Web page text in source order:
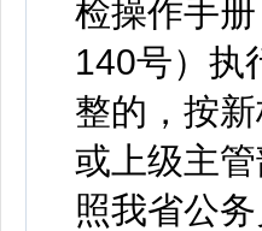
检操作手
140号）执
整的，按
或上级主
照我省公